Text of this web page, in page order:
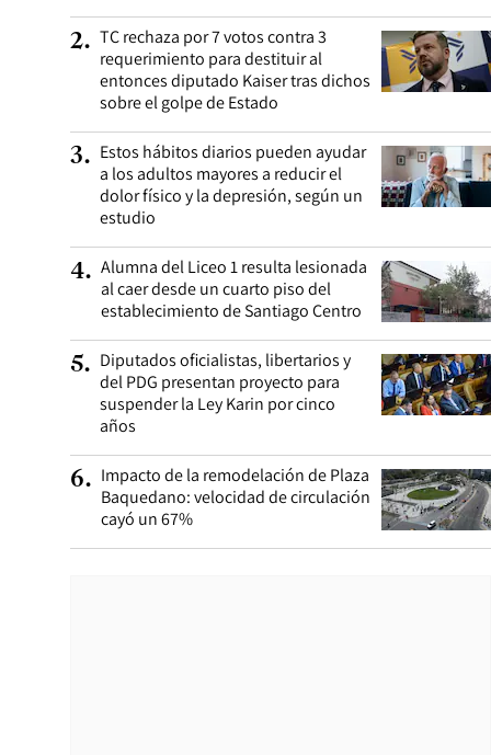
2. TC rechaza por 7 votos contra 3
requerimiento para destituir al
entonces diputado Kaiser tras dichos
sobre el golpe de Estado
3. Estos hábitos diarios pueden ayudar
a los adultos mayores a reducir el
dolor físico y la depresión, según un
estudio
4. Alumna del Liceo 1 resulta lesionada
al caer desde un cuarto piso del
establecimiento de Santiago Centro
5. Diputados oficialistas, libertarios y
del PDG presentan proyecto para
suspender la Ley Karin por cinco
años
6. Impacto de la remodelación de Plaza
Baquedano: velocidad de circulación
cayó un 67%